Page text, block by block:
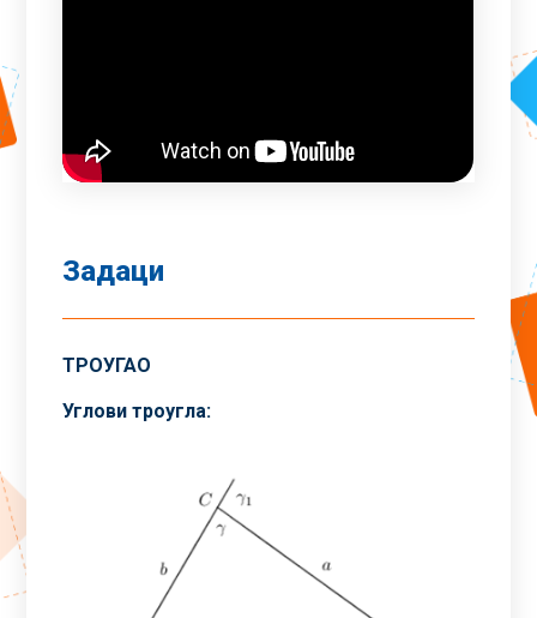
Задаци
ТРОУГАО
Углови троугла: